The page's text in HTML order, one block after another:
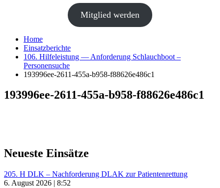
Mitglied werden
Home
Einsatzberichte
106. Hilfeleistung — Anforderung Schlauchboot –
Personensuche
193996ee-2611-455a-b958-f88626e486c1
193996ee-2611-455a-b958-f88626e486c1
Neueste Einsätze
205. H DLK – Nachforderung DLAK zur Patientenrettung
6. August 2026 | 8:52